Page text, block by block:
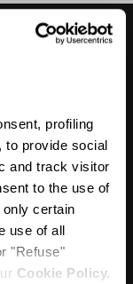
profiling
to provide social
and track visitor
to the use of
certain
use of all
"Refuse"
Cookie Policy.
en fleurs,
bijou sur vos